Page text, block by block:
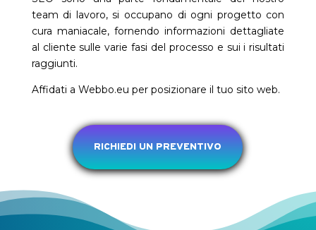
team di lavoro,si occupano di ogni progetto con
cura maniacale, fornendo informazioni dettagliate
al cliente sulle varie fasi del processo e sui i risultati
raggiunti.
Affidati a Webbo.eu per posizionare il tuo sito web.
RICHIEDI UN PREVENTIVO